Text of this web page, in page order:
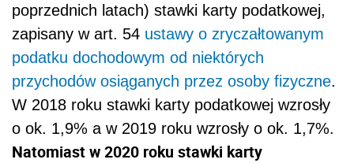
poprzednich latach) stawki karty podatkowej,
zapisany w art. 54 ustawy o zryczałtowanym
podatku dochodowym od niektórych
przychodów osiąganych przez osoby fizyczne.
W 2018 roku stawki karty podatkowej wzrosły
o ok. 1,9% a w 2019 roku wzrosły o ok. 1,7%.
Natomiast w 2020 roku stawki karty